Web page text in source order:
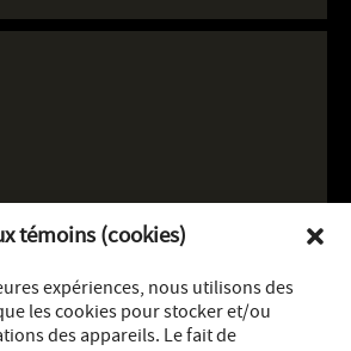
témoins (cookies)
expériences, nous utilisons des
les cookies pour stocker et/ou
des appareils. Le fait de